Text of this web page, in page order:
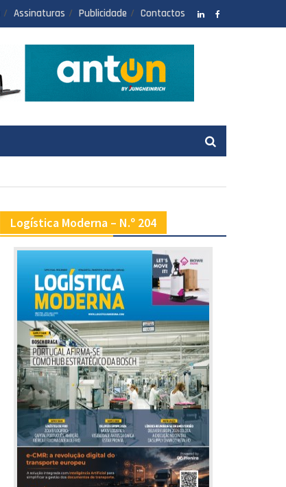
Assinaturas Publicidade Contactos
Logística Moderna – N.º 204